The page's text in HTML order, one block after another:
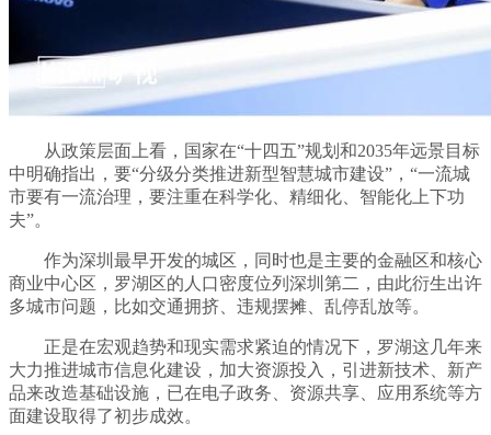
从政策层面上看，国家在“十四五”规划和2035年远景目标
中明确指出，要“分级分类推进新型智慧城市建设”，“一流城
市要有一流治理，要注重在科学化、精细化、智能化上下功
夫”。
作为深圳最早开发的城区，同时也是主要的金融区和核心
商业中心区，罗湖区的人口密度位列深圳第二，由此衍生出许
多城市问题，比如交通拥挤、违规摆摊、乱停乱放等。
正是在宏观趋势和现实需求紧迫的情况下，罗湖这几年来
大力推进城市信息化建设，加大资源投入，引进新技术、新产
品来改造基础设施，已在电子政务、资源共享、应用系统等方
面建设取得了初步成效。